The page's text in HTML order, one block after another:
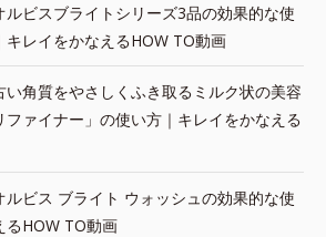
ルビスブライトシリーズ3品の効果的な使
キレイをかなえるHOW TO動画
い角質をやさしくふき取るミルク状の美容
ァイナー」の使い方｜キレイをかなえる
ルビス ブライト ウォッシュの効果的な使
るHOW TO動画